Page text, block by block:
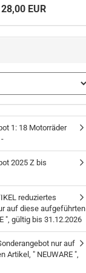
EUR
1: 18 Motorräder
2025 Z bis
reduziertes
auf diese aufgeführten
", gültig bis 31.12.2026
nur auf
Artikel, " NEUWARE ",